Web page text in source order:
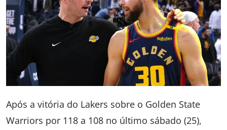
Após a vitória do Lakers sobre o Golden State
Warriors por 118 a 108 no último sábado (25),